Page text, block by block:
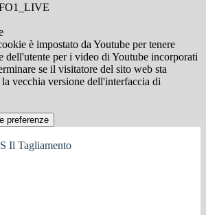
è impostato da Youtube per tenere
dell'utente per i video di Youtube incorporati
se il visitatore del sito web sta
vecchia versione dell'interfaccia di
preferenze
Il Tagliamento